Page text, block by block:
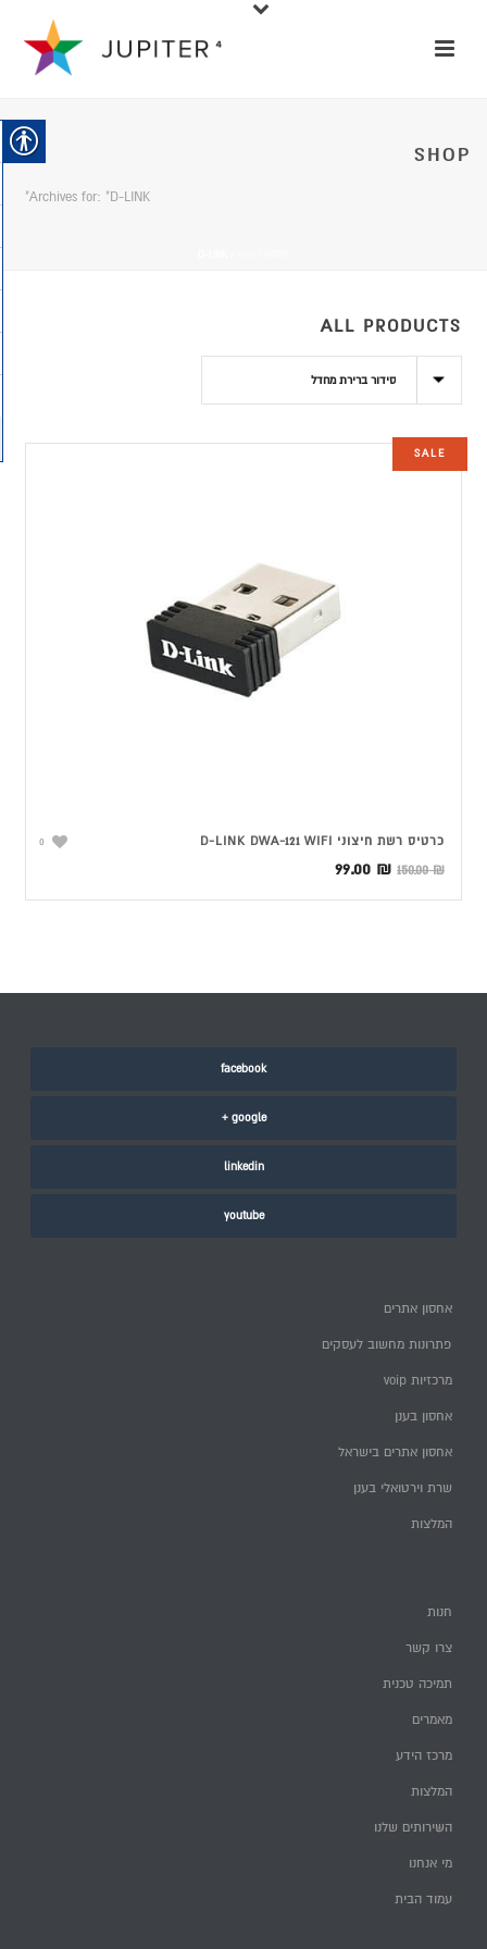
SHOP
Archives for: "D-LINK"
ALL PRODUCTS
SALE
0 כרטיס רשת ‏חיצוני D-LINK DWA-121 WIFI
150.00₪
המחיר
99.00 ₪
המחיר
facebook
google +
linkedin
youtube
אחסון אתרים
פתרונות מחשוב לעסקים
מרכזיות voip
אחסון בענן
אחסון אתרים בישראל
שרת וירטואלי בענן
המלצות
חנות
צרו קשר
תמיכה טכנית
מאמרים
מרכז הידע
המלצות
השירותים שלנו
מי אנחנו
עמוד הבית